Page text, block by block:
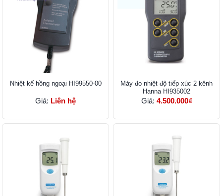
Nhiệt kế hồng ngoại HI99550-00
Giá: Liên hệ
Máy đo nhiệt độ tiếp xúc 2 kênh
Hanna HI935002
Giá: 4.500.000₫